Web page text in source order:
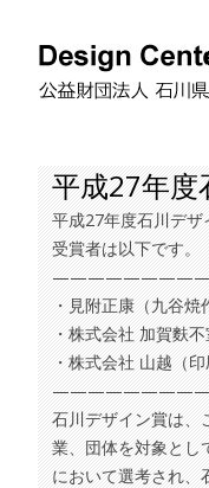
平成27年
平成27年度石川デ
受賞者は以下です。
・見附正康（九谷焼
・株式会社 加賀麩
・株式会社 山越（
石川デザイン賞は、
業、団体を対象とし
において選考され、